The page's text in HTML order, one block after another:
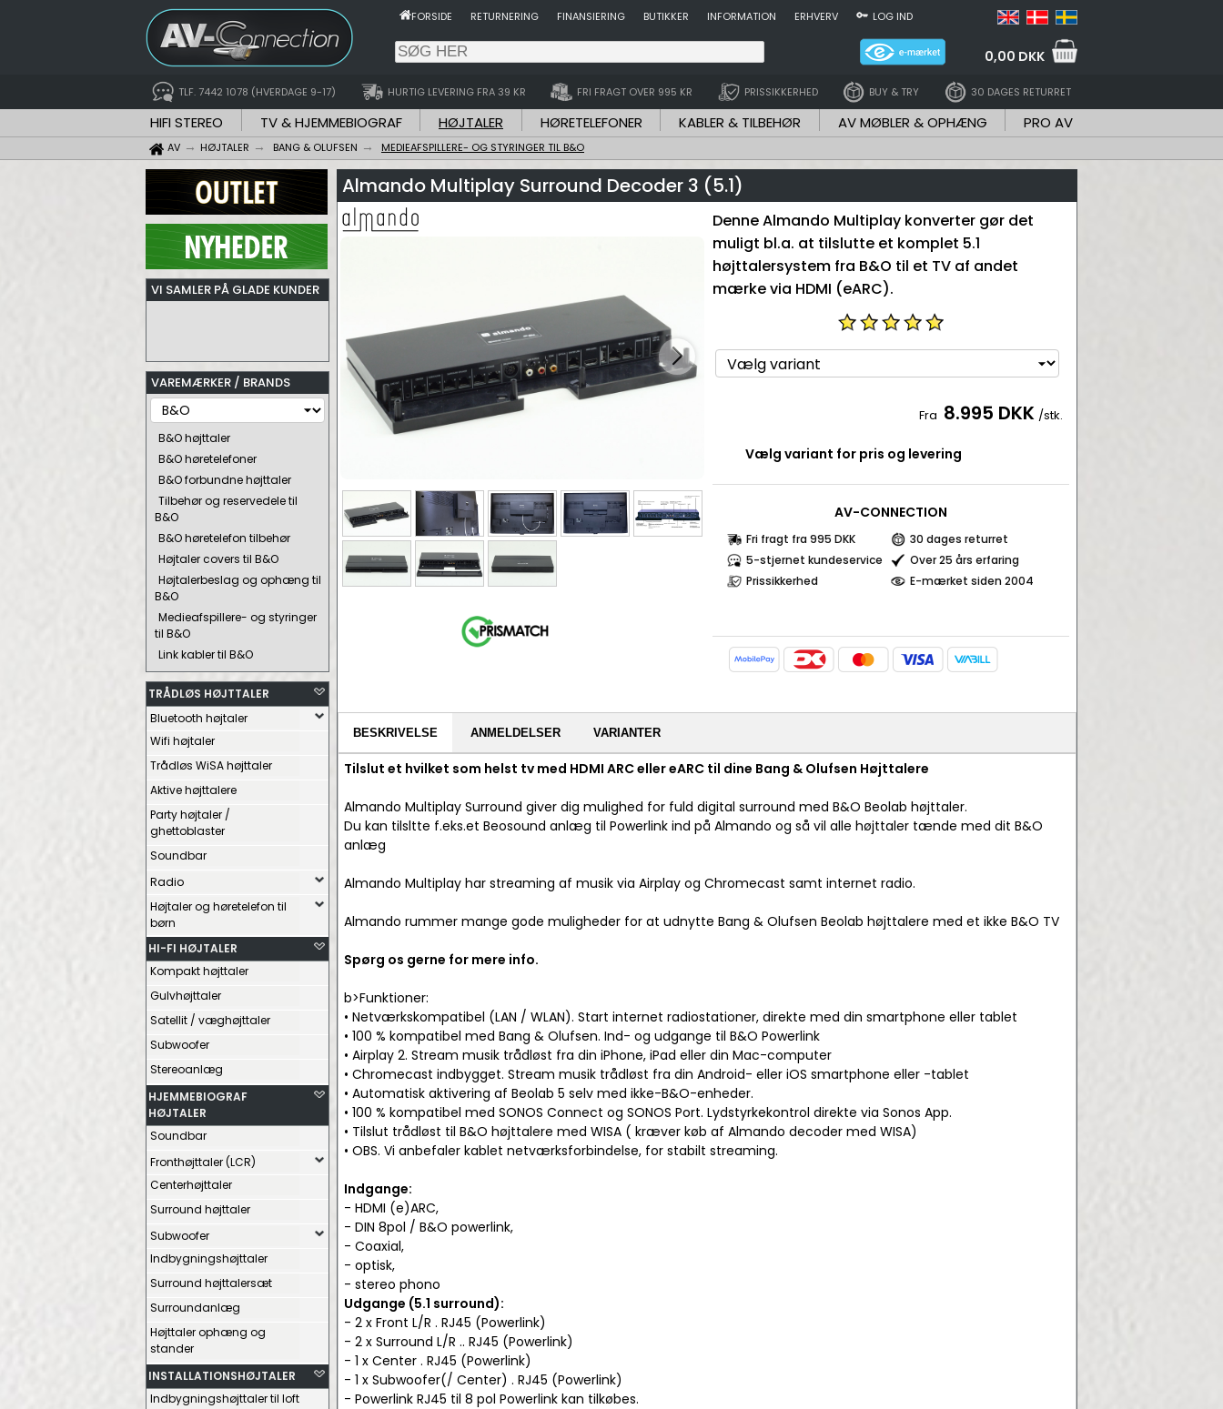
FORSIDE RETURNERING FINANSIERING BUTIKKER INFORMATION ERHVERV LOG IND
0,00 DKK
TLF. 7442 1078 (HVERDAGE 9-17) HURTIG LEVERING FRA 39 KR FRI FRAGT OVER 995 KR PRISSIKKERHED BUY & TRY 30 DAGES RETURRET
HIFI STEREO TV & HJEMMEBIOGRAF HØJTALER HØRETELEFONER KABLER & TILBEHØR AV MØBLER & OPHÆNG PRO AV
AV HØJTALER BANG & OLUFSEN MEDIEAFSPILLERE- OG STYRINGER TIL B&O
VI SAMLER PÅ GLADE KUNDER
VAREMÆRKER / BRANDS
B&O højttaler
B&O høretelefoner
B&O forbundne højttaler
Tilbehør og reservedele til
B&O
B&O høretelefon tilbehør
Højtaler covers til B&O
Højtalerbeslag og ophæng til
B&O
Medieafspillere- og styringer
til B&O
Link kabler til B&O
TRÅDLØS HØJTTALER
Bluetooth højtaler
Wifi højtaler
Trådløs WiSA højttaler
Aktive højttalere
Party højtaler /
ghettoblaster
Soundbar
Radio
Højtaler og høretelefon til
børn
HI-FI HØJTALER
Kompakt højttaler
Gulvhøjttaler
Satellit / væghøjttaler
Subwoofer
Stereoanlæg
HJEMMEBIOGRAF
HØJTALER
Soundbar
Fronthøjttaler (LCR)
Centerhøjttaler
Surround højttaler
Subwoofer
Indbygningshøjttaler
Surround højttalersæt
Surroundanlæg
Højttaler ophæng og
stander
INSTALLATIONSHØJTALER
Indbygningshøjttaler til loft
Almando Multiplay Surround Decoder 3 (5.1)
Denne Almando Multiplay konverter gør det
muligt bl.a. at tilslutte et komplet 5.1
højttalersystem fra B&O til et TV af andet
mærke via HDMI (eARC).
Fra 8.995 DKK /stk.
Vælg variant for pris og levering
AV-CONNECTION
Fri fragt fra 995 DKK
30 dages returret
5-stjernet kundeservice
Over 25 års erfaring
Prissikkerhed
E-mærket siden 2004
BESKRIVELSE ANMELDELSER VARIANTER
Tilslut et hvilket som helst tv med HDMI ARC eller eARC til dine Bang & Olufsen Højttalere
Almando Multiplay Surround giver dig mulighed for fuld digital surround med B&O Beolab højttaler.
Du kan tilsltte f.eks.et Beosound anlæg til Powerlink ind på Almando og så vil alle højttaler tænde med dit B&O
anlæg
Almando Multiplay har streaming af musik via Airplay og Chromecast samt internet radio.
Almando rummer mange gode muligheder for at udnytte Bang & Olufsen Beolab højttalere med et ikke B&O TV
Spørg os gerne for mere info.
b>Funktioner:
• Netværkskompatibel (LAN / WLAN). Start internet radiostationer, direkte med din smartphone eller tablet
• 100 % kompatibel med Bang & Olufsen. Ind- og udgange til B&O Powerlink
• Airplay 2. Stream musik trådløst fra din iPhone, iPad eller din Mac-computer
• Chromecast indbygget. Stream musik trådløst fra din Android- eller iOS smartphone eller -tablet
• Automatisk aktivering af Beolab 5 selv med ikke-B&O-enheder.
• 100 % kompatibel med SONOS Connect og SONOS Port. Lydstyrkekontrol direkte via Sonos App.
• Tilslut trådløst til B&O højttalere med WISA ( kræver køb af Almando decoder med WISA)
• OBS. Vi anbefaler kablet netværksforbindelse, for stabilt streaming.
Indgange:
- HDMI (e)ARC,
- DIN 8pol / B&O powerlink,
- Coaxial,
- optisk,
- stereo phono
Udgange (5.1 surround):
- 2 x Front L/R . RJ45 (Powerlink)
- 2 x Surround L/R .. RJ45 (Powerlink)
- 1 x Center . RJ45 (Powerlink)
- 1 x Subwoofer(/ Center) . RJ45 (Powerlink)
- Powerlink RJ45 til 8 pol Powerlink kan tilkøbes.